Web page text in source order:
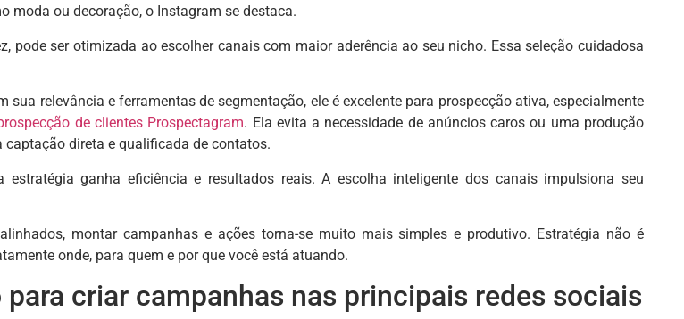
moda ou decoração, o Instagram se destaca.
pode ser otimizada ao escolher canais com maior aderência ao seu nicho. Essa seleção cuidadosa
sua relevância e ferramentas de segmentação, ele é excelente para prospecção ativa, especialmente
de clientes Prospectagram. Ela evita a necessidade de anúncios caros ou uma produção
direta e qualificada de contatos.
ganha eficiência e resultados reais. A escolha inteligente dos canais impulsiona seu
montar campanhas e ações torna-se muito mais simples e produtivo. Estratégia não é
onde, para quem e por que você está atuando.
para criar campanhas nas principais redes sociais